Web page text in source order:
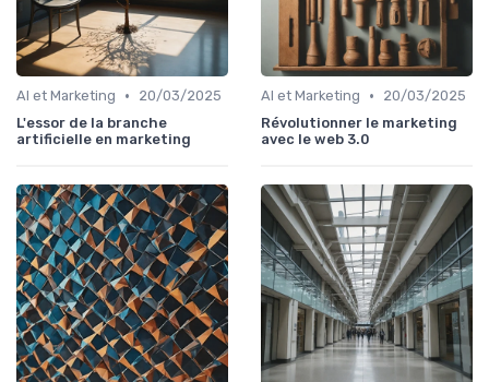
AI et Marketing •
20/03/2025
L'essor de la branche
artificielle en marketing
AI et Marketing •
20/03/2025
Révolutionner le marketing
avec le web 3.0